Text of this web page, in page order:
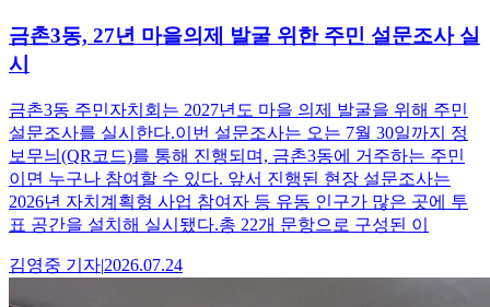
금촌3동, 27년 마을의제 발굴 위한 주민 설문조사 실
시
금촌3동 주민자치회는 2027년도 마을 의제 발굴을 위해 주민
설문조사를 실시한다.이번 설문조사는 오는 7월 30일까지 정
보무늬(QR코드)를 통해 진행되며, 금촌3동에 거주하는 주민
이면 누구나 참여할 수 있다. 앞서 진행된 현장 설문조사는
2026년 자치계획형 사업 참여자 등 유동 인구가 많은 곳에 투
표 공간을 설치해 실시됐다.총 22개 문항으로 구성된 이
김영중 기자|2026.07.24